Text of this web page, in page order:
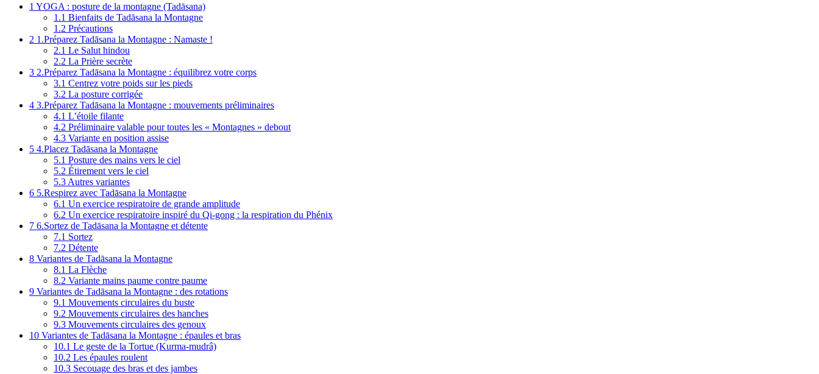
1 YOGA : posture de la montagne (Tadāsana)
1.1 Bienfaits de Tadāsana la Montagne
1.2 Précautions
2 1.Préparez Tadāsana la Montagne : Namaste !
2.1 Le Salut hindou
2.2 La Prière secrète
3 2.Préparez Tadāsana la Montagne : équilibrez votre corps
3.1 Centrez votre poids sur les pieds
3.2 La posture corrigée
4 3.Préparez Tadāsana la Montagne : mouvements préliminaires
4.1 L’étoile filante
4.2 Préliminaire valable pour toutes les « Montagnes » debout
4.3 Variante en position assise
5 4.Placez Tadāsana la Montagne
5.1 Posture des mains vers le ciel
5.2 Étirement vers le ciel
5.3 Autres variantes
6 5.Respirez avec Tadāsana la Montagne
6.1 Un exercice respiratoire de grande amplitude
6.2 Un exercice respiratoire inspiré du Qi-gong : la respiration du Phénix
7 6.Sortez de Tadāsana la Montagne et détente
7.1 Sortez
7.2 Détente
8 Variantes de Tadāsana la Montagne
8.1 La Flèche
8.2 Variante mains paume contre paume
9 Variantes de Tadāsana la Montagne : des rotations
9.1 Mouvements circulaires du buste
9.2 Mouvements circulaires des hanches
9.3 Mouvements circulaires des genoux
10 Variantes de Tadāsana la Montagne : épaules et bras
10.1 Le geste de la Tortue (Kurma-mudrâ)
10.2 Les épaules roulent
10.3 Secouage des bras et des jambes